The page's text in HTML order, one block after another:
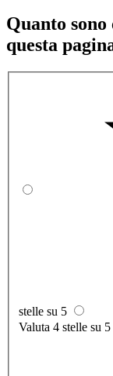
Quanto
questa
stelle su 5
Valuta 4 stelle su 5